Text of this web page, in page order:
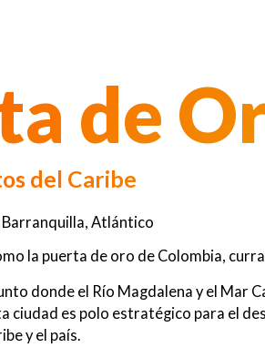
de
del Caribe
Atlántico
la puerta de oro de Colombia,
donde el Río Magdalena y el Mar
ciudad es polo estratégico para el
y el país.